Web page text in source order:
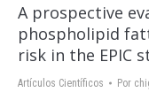
A prospective
phospholipid
risk in the EPIC
Artículos Científicos Por